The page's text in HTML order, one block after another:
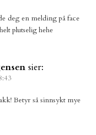
deg en melding på face
plutselig hehe
sier:
Betyr så sinnsykt mye